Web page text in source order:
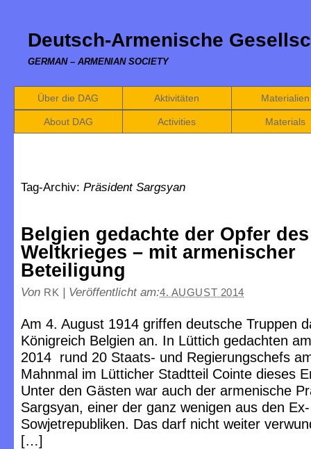
Deutsch-Armenische
GERMAN – ARMENIAN SOCIETY
Über die DAG Aktivitäten Materialien
About DAG Activities Materials
Tag-Archiv: Präsident Sargsyan
Belgien gedachte der Opfer
Weltkrieges – mit armenischer
Beteiligung
Von RK | Veröffentlicht am:4. AUGUST 2014
Am 4. August 1914 griffen deutsche Truppen
Königreich Belgien an. In Lüttich gedachten
2014 rund 20 Staats- und Regierungschefs
Mahnmal im Lütticher Stadtteil Cointe dieses
Unter den Gästen war auch der armenische
Sargsyan, einer der ganz wenigen aus den Ex-
Sowjetrepubliken. Das darf nicht weiter
[…]